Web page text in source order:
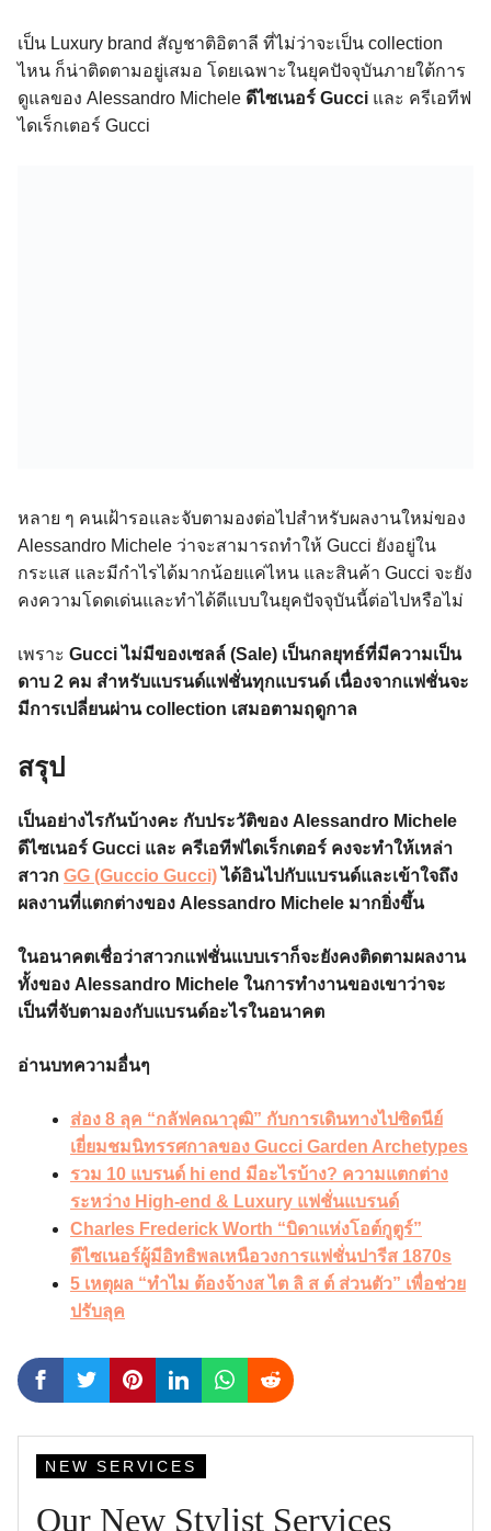
เป็น Luxury brand สัญชาติอิตาลี ที่ไม่ว่าจะเป็น collection
ไหน ก็น่าติดตามอยู่เสมอ โดยเฉพาะในยุคปัจจุบันภายใต้การ
ดูแลของ Alessandro Michele ดีไซเนอร์ Gucci และ ครีเอทีฟ
ไดเร็กเตอร์ Gucci
หลาย ๆ คนเฝ้ารอและจับตามองต่อไปสำหรับผลงานใหม่ของ
Alessandro Michele ว่าจะสามารถทำให้ Gucci ยังอยู่ใน
กระแส และมีกำไรได้มากน้อยแค่ไหน และสินค้า Gucci จะยัง
คงความโดดเด่นและทำได้ดีแบบในยุคปัจจุบันนี้ต่อไปหรือไม่
เพราะ Gucci ไม่มีของเซลล์ (Sale) เป็นกลยุทธ์ที่มีความเป็น
ดาบ 2 คม สำหรับแบรนด์แฟชั่นทุกแบรนด์ เนื่องจากแฟชั่นจะ
มีการเปลี่ยนผ่าน collection เสมอตามฤดูกาล
สรุป
เป็นอย่างไรกันบ้างคะ กับประวัติของ Alessandro Michele
ดีไซเนอร์ Gucci และ ครีเอทีฟไดเร็กเตอร์ คงจะทำให้เหล่า
สาวก GG (Guccio Gucci)ได้อินไปกับแบรนด์และเข้าใจถึง
ผลงานที่แตกต่างของ Alessandro Michele มากยิ่งขึ้น
ในอนาคตเชื่อว่าสาวกแฟชั่นแบบเราก็จะยังคงติดตามผลงาน
ทั้งของ Alessandro Michele ในการทำงานของเขาว่าจะ
เป็นที่จับตามองกับแบรนด์อะไรในอนาคต
อ่านบทความอื่นๆ
ส่อง 8 ลุค “กลัฟคณาวุฒิ” กับการเดินทางไปซิดนีย์
เยี่ยมชมนิทรรศกาลของ Gucci Garden Archetypes
รวม 10 แบรนด์ hi end มีอะไรบ้าง? ความแตกต่าง
ระหว่าง High-end & Luxury แฟชั่นแบรนด์
Charles Frederick Worth “บิดาแห่งโอต์กูตูร์”
ดีไซเนอร์ผู้มีอิทธิพลเหนือวงการแฟชั่นปารีส 1870s
5 เหตุผล “ทำไม ต้องจ้างส ไต ลิ ส ต์ ส่วนตัว” เพื่อช่วย
ปรับลุค
NEW SERVICES
Our New Stylist Services